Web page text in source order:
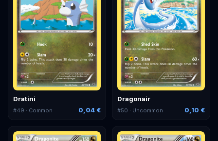
Dratini
#49 · Common 0,04 €
Dragonair
#50 · Uncommon 0,10 €